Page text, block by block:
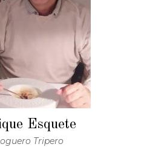
Esquete
Tripero